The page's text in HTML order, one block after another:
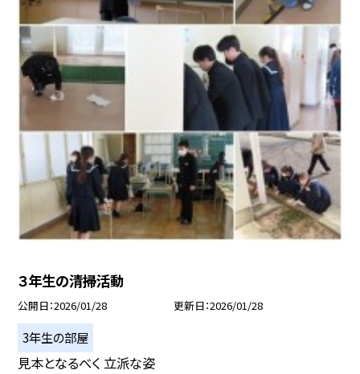
３年生の清掃活動
公開日 2026/01/28 更新日 2026/01/28
3年生の部屋
見本となるべく 立派な姿